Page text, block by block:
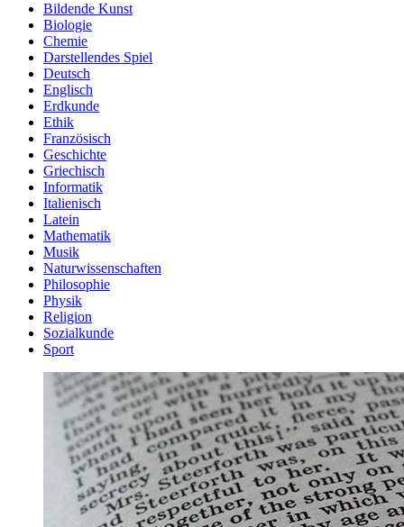
Bildende Kunst
Biologie
Chemie
Darstellendes Spiel
Deutsch
Englisch
Erdkunde
Ethik
Französisch
Geschichte
Griechisch
Informatik
Italienisch
Latein
Mathematik
Musik
Naturwissenschaften
Philosophie
Physik
Religion
Sozialkunde
Sport